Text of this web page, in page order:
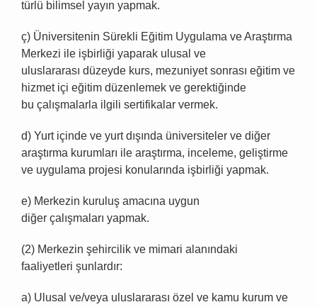
türlü bilimsel yayın yapmak.
ç) Üniversitenin Sürekli Eğitim Uygulama ve Araştırma
Merkezi ile işbirliği yaparak ulusal ve
uluslararası düzeyde kurs, mezuniyet sonrası eğitim ve
hizmet içi eğitim düzenlemek ve gerektiğinde
bu çalışmalarla ilgili sertifikalar vermek.
d) Yurt içinde ve yurt dışında üniversiteler ve diğer
araştırma kurumları ile araştırma, inceleme, geliştirme
ve uygulama projesi konularında işbirliği yapmak.
e) Merkezin kuruluş amacına uygun
diğer çalışmaları yapmak.
(2) Merkezin şehircilik ve mimari alanındaki
faaliyetleri şunlardır:
a) Ulusal ve/veya uluslararası özel ve kamu kurum ve